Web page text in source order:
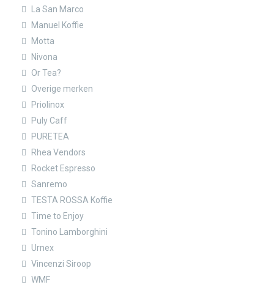
La San Marco
Manuel Koffie
Motta
Nivona
Or Tea?
Overige merken
Priolinox
Puly Caff
PURETEA
Rhea Vendors
Rocket Espresso
Sanremo
TESTA ROSSA Koffie
Time to Enjoy
Tonino Lamborghini
Urnex
Vincenzi Siroop
WMF